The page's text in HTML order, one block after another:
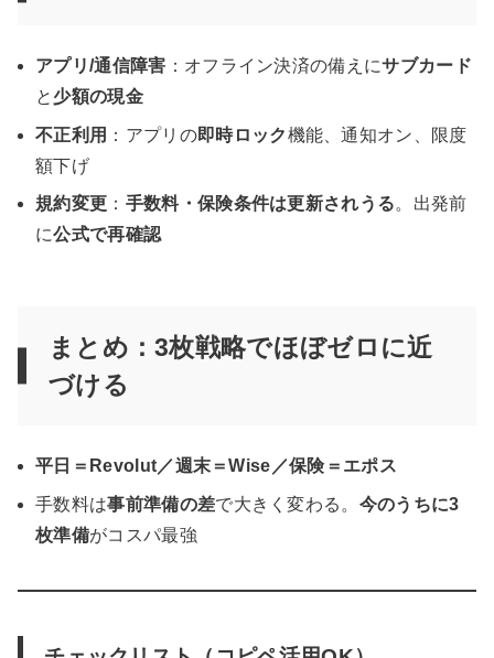
アプリ/通信障害 ：オフライン決済の備えにサブカード
と 少額の現金
不正利用 ：アプリの即時ロック機能、通知オン、限度
額下げ
規約変更 ： 手数料・保険条件は更新されうる。出発前
に公式で再確認
まとめ：3枚戦略でほぼゼロに近
づける
平日＝Revolut／週末＝Wise／保険＝エポス
手数料は事前準備の差で大きく変わる。 今のうちに3
枚準備がコスパ最強